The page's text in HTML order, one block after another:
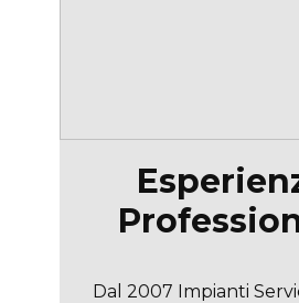
Dal 2007 Impianti